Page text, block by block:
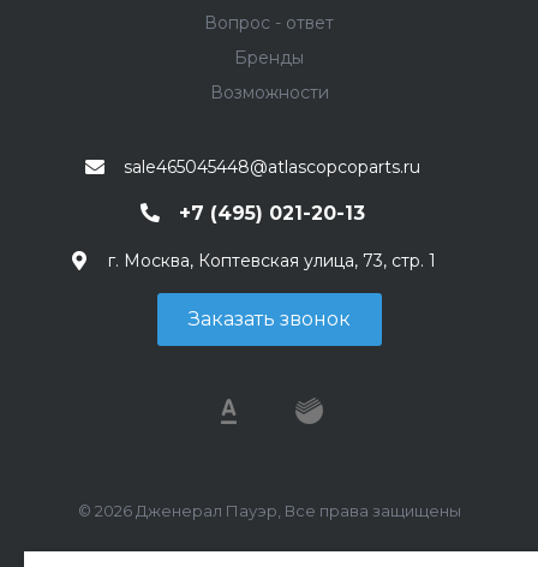
Вопрос - ответ
Бренды
Возможности
sale465045448@atlascopcoparts.ru
+7 (495) 021-20-13
г. Москва, Коптевская улица, 73, стр. 1
Заказать звонок
© 2026 Дженерал Пауэр, Все права защищены